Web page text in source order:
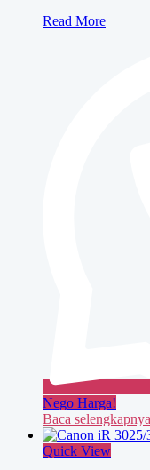
Canon
Read More
Nego Harga!
Baca selengkapnya
Quick View